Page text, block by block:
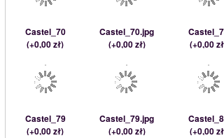
Castel_70
(+0,00 zł)
Castel_70.jpg
(+0,00 zł)
(+0,00 zł
Castel_79
(+0,00 zł)
Castel_79.jpg
(+0,00 zł)
(+0,00 zł